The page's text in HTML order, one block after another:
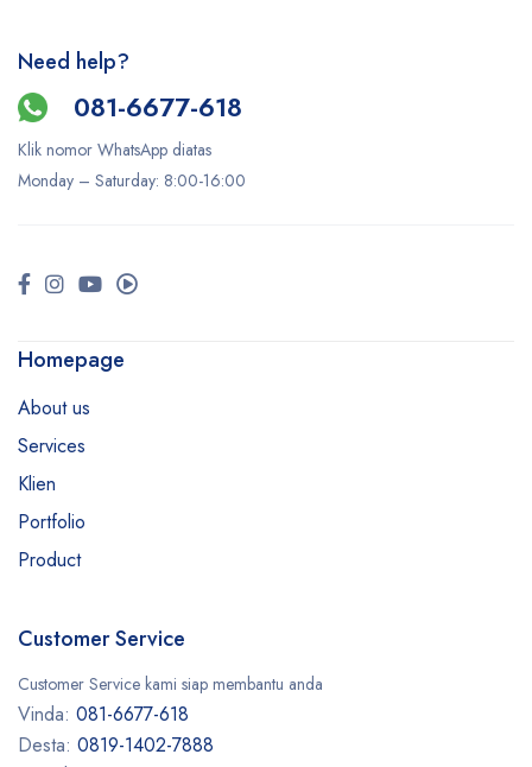
Need help?
081-6677-618
Klik nomor WhatsApp diatas
Monday – Saturday: 8:00-16:00
Homepage
About us
Services
Klien
Portfolio
Product
Customer Service
Customer Service kami siap membantu anda
Vinda: 081-6677-618
Desta: 0819-1402-7888